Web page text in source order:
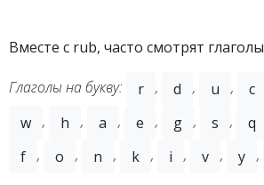
Вместе с rub, часто смотрят глаголы
Глаголы на букву: r , d , u , c
w , h , a , e , g , s , q
f , o , n , k , i , v , y ,